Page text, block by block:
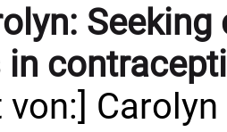
Seeking
von:]